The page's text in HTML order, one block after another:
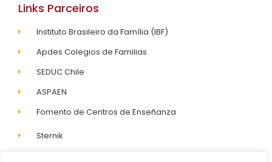
Links Parceiros
Instituto Brasileiro da Família (IBF)
Apdes Colegios de Familias
SEDUC Chile
ASPAEN
Fomento de Centros de Enseñanza
Sternik